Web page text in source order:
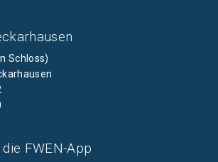
Schloss)
FWEN-App